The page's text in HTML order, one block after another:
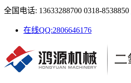
全国电话: 13633288700 0318-8538850
在线QQ:2806646176